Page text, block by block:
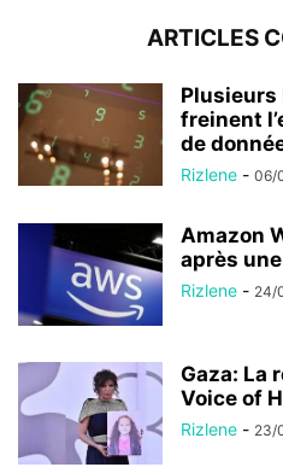
ARTICLES
Plusieurs
freinent
de
Rizlene - 06/
Amazon
après
Rizlene - 24/
Gaza: La
Voice of
Rizlene - 23/